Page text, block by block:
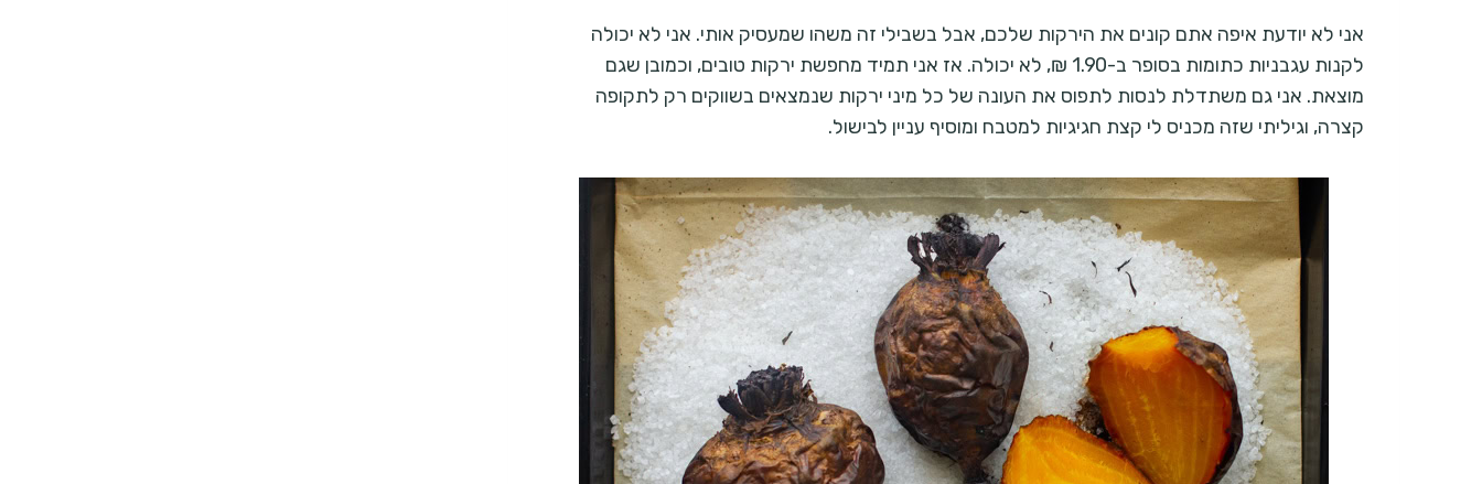
אני לא יודעת איפה אתם קונים את הירקות שלכם, אבל בשבילי זה משהו שמעסיק אותי. אני לא יכולה
לקנות עגבניות כתומות בסופר ב-1.90 ₪, לא יכולה. אז אני תמיד מחפשת ירקות טובים, וכמובן שגם
מוצאת. אני גם משתדלת לנסות לתפוס את העונה של כל מיני ירקות שנמצאים בשווקים רק לתקופה
קצרה, וגיליתי שזה מכניס לי קצת חגיגיות למטבח ומוסיף עניין לבישול.